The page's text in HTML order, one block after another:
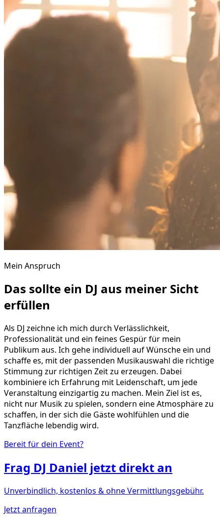
Mein Anspruch
Das sollte ein DJ aus meiner Sicht
erfüllen
Als DJ zeichne ich mich durch Verlässlichkeit,
Professionalität und ein feines Gespür für mein
Publikum aus. Ich gehe individuell auf Wünsche ein und
schaffe es, mit der passenden Musikauswahl die richtige
Stimmung zur richtigen Zeit zu erzeugen. Dabei
kombiniere ich Erfahrung mit Leidenschaft, um jede
Veranstaltung einzigartig zu machen. Mein Ziel ist es,
nicht nur Musik zu spielen, sondern eine Atmosphäre zu
schaffen, in der sich die Gäste wohlfühlen und die
Tanzfläche lebendig wird.
Bereit für dein Event?
Frag DJ Daniel jetzt direkt an
Unverbindlich, kostenlos & ohne Vermittlungsgebühr.
Jetzt anfragen